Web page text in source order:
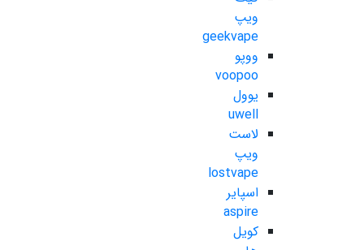
ویپ
geekvape
ووپو
voopoo
یوول
uwell
لاست
ویپ
lostvape
اسپایر
aspire
کویل